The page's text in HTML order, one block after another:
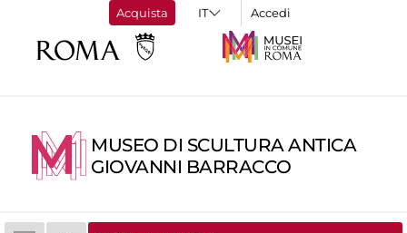
Acquista Accedi
MUSEO DI SCULTURA ANTICA
GIOVANNI BARRACCO